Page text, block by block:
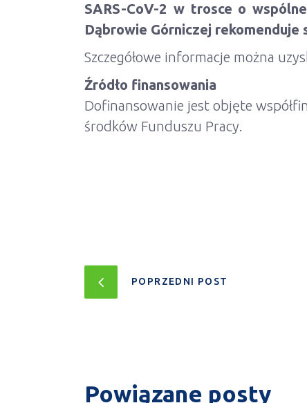
SARS-CoV-2 w trosce o
Dąbrowie Górniczej
Szczegółowe informacje można
Źródło finansowania
Dofinansowanie jest objęte
środków Funduszu Pracy.
POPRZEDNI POST
Powiązane posty